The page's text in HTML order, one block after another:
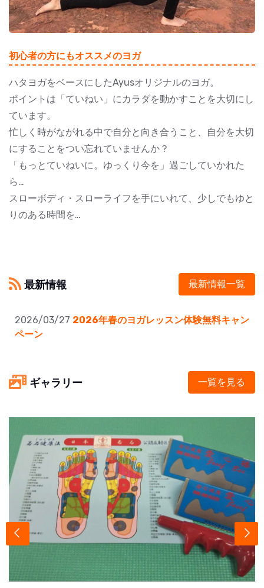
初心者の方にもオススメのヨガ
ハタヨガをベースにしたAyusオリジナルのヨガ。
ポイントは「ていねい」にカラダを動かすことを大切にし
ています。
忙しく時がながれる中で自分と向き合うこと、自分を大切
にすることをつい忘れていませんか？
「もっとていねいに。ゆっくり今を」過ごしていかれた
ら…
スローボディ・スローライフを手にいれて、少しでもゆと
りのある時間を…
最新情報 最新情報一覧
2026/03/27 2026年春のヨガレッスン体験無料キャン
ペーン
ギャラリー 一覧を見る